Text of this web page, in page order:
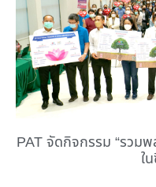
PAT จัดกิจกรรม “รวม
ใ